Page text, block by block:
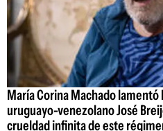
María Corina Machado
uruguayo-venezolano José
crueldad infinita de este